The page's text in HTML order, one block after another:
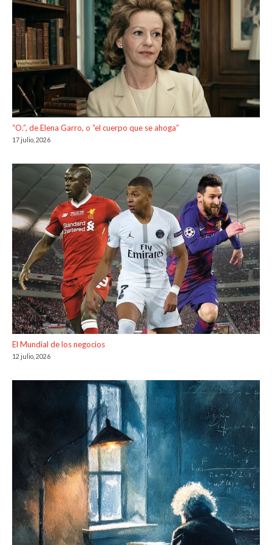
“O.”, de Elena Garro, o “el cuerpo que se ahoga”
17 julio, 2026
El Mundial de los negocios
12 julio, 2026